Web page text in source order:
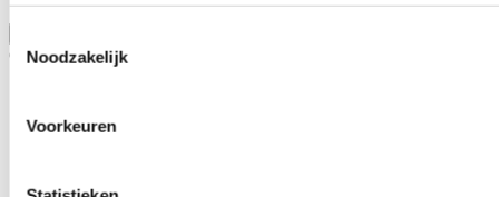
Noodzakelijk
Voorkeuren
S2000 2004-2009 2.2i (US) (AP2)
Gerelateerde producten